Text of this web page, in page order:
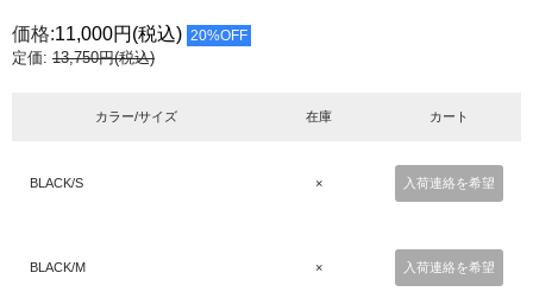
価格:11,000円 (税込) 20%OFF
定価: 13,750円(税込)
カラー/サイズ 在庫 カート
BLACK/S × 入荷連絡を希望
BLACK/M × 入荷連絡を希望